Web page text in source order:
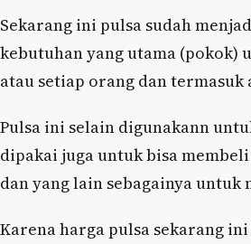
Sekarang ini pulsa sudah
kebutuhan yang utama (pokok)
atau setiap orang dan termasuk
Pulsa ini selain digunakann
dipakai juga untuk bisa
dan yang lain sebagainya untuk
Karena harga pulsa sekarang